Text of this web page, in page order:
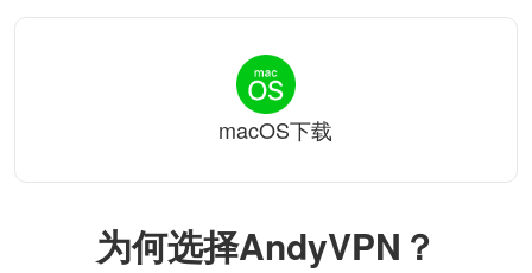
为何选择AndyVPN？
macOS下载